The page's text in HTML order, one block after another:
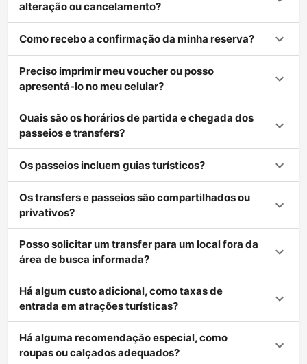
alteração ou cancelamento?
Como recebo a confirmação da minha reserva?
Preciso imprimir meu voucher ou posso
apresentá-lo no meu celular?
Quais são os horários de partida e chegada dos
passeios e transfers?
Os passeios incluem guias turísticos?
Os transfers e passeios são compartilhados ou
privativos?
Posso solicitar um transfer para um local fora da
área de busca informada?
Há algum custo adicional, como taxas de
entrada em atrações turísticas?
Há alguma recomendação especial, como
roupas ou calçados adequados?